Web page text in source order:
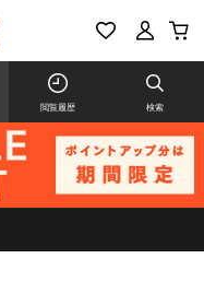
閲覧履歴 検索